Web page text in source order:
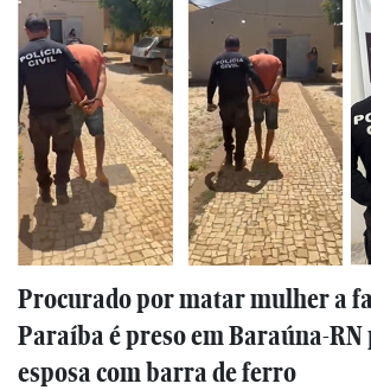
Procurado por matar mulher a
Paraíba é preso em Baraúna-
esposa com barra de ferro